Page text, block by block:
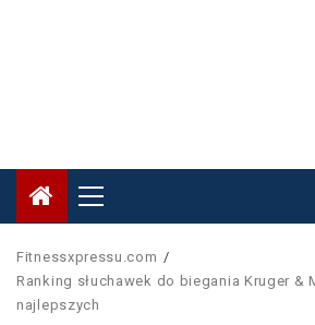
Primary
Menu
Fitnessxpressu.com
Ranking słuchawek do biegania Kruger &
najlepszych